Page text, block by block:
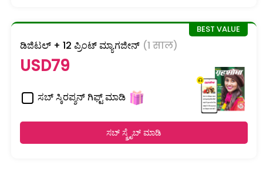
ಡಿಜಿಟಲ್ + 12 ಪ್ರಿಂಟ್ ಮ್ಯಾಗಜೀನ್ (1 साल)
USD79
ಸಬ್ ಸ್ಕಿರಪ್ಶನ್ ಗಿಫ್ಟ್ ಮಾಡಿ
ಸಬ್ ಸ್ಕ್ರೈಬ್ ಮಾಡಿ